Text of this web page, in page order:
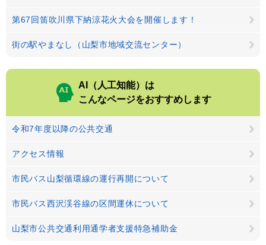
第67回笛吹川県下納涼花火大会を開催します！
街の駅やまなし（山梨市地域交流センター）
AI（人工知能）は
こんなページをおすすめします
令和7年度以降の公共交通
アクセス情報
市民バス山梨循環線の運行再開について
市民バス西沢渓谷線の区間運休について
山梨市公共交通利用通学者支援特急補助金